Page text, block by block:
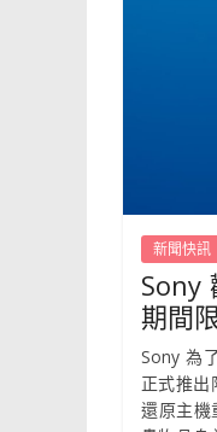
新聞快訊
Sony
期間
Sony 為
正式推出
還原主機